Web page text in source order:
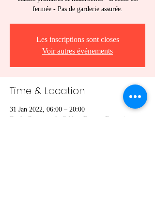
fermée - Pas de garderie assurée.
Les inscriptions sont closes
Voir autres événements
Time & Location
31 Jan 2022, 06:00 – 20:00
Ecole Communale Odénat Bouton Ecaussinne,